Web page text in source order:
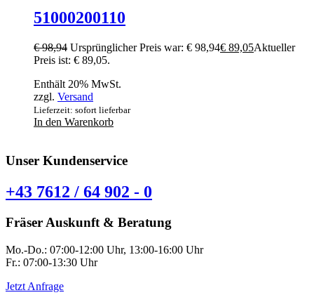
51000200110
€98,94 Ursprünglicher Preis war: € 98,94€ 89,05Aktueller
Preis ist: € 89,05.
Enthält 20% MwSt.
zzgl. Versand
Lieferzeit: sofort lieferbar
In den Warenkorb
Unser Kundenservice
+43 7612 / 64 902 - 0
Fräser Auskunft & Beratung
Mo.-Do.: 07:00-12:00 Uhr, 13:00-16:00 Uhr
Fr.: 07:00-13:30 Uhr
Jetzt Anfrage